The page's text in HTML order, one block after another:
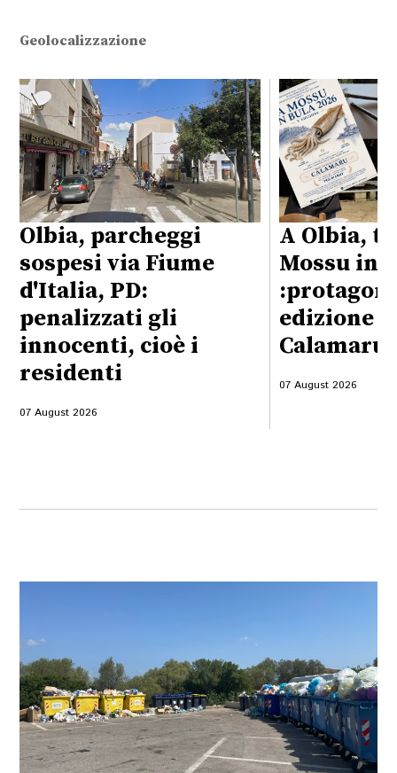
Geolocalizzazione
Olbia, parcheggi
sospesi via Fiume
d'Italia, PD:
penalizzati gli
innocenti, cioè i
residenti
07 August 2026
A Olbia,
Mossu in
edizione
Calamaru”
07 August 2026